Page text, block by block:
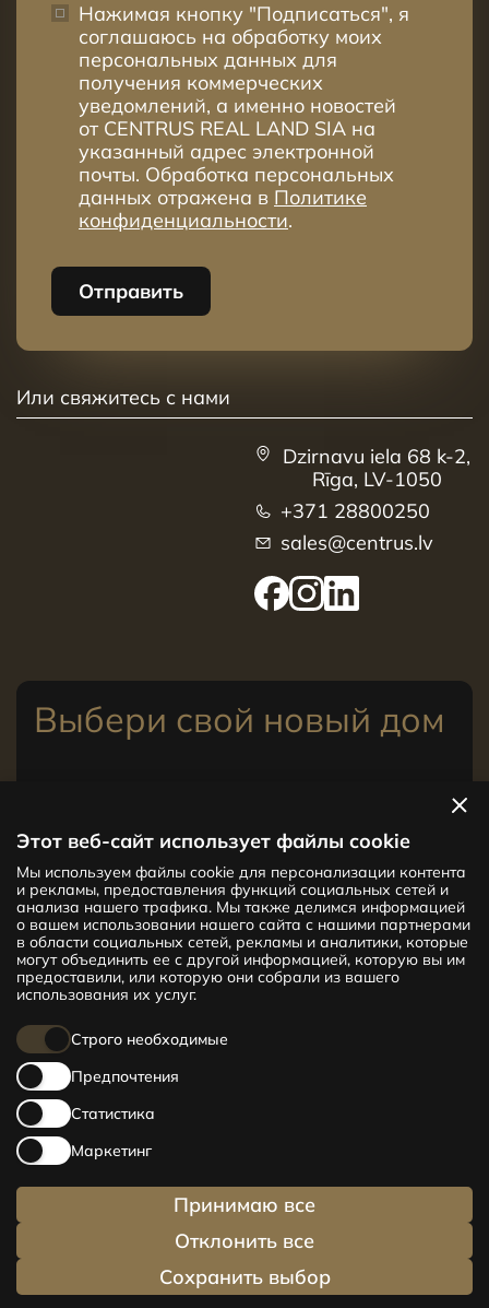
Этот веб-сайт использует файлы cookie
Мы используем файлы cookie для персонализации контента
и рекламы, предоставления функций социальных сетей и
анализа нашего трафика. Мы также делимся информацией
о вашем использовании нашего сайта с нашими партнерами
в области социальных сетей, рекламы и аналитики, которые
могут объединить ее с другой информацией, которую вы им
предоставили, или которую они собрали из вашего
использования их услуг.
Строго необходимые
Предпочтения
Статистика
Маркетинг
Сохранить выбор
Отклонить все
Принимаю все
Нажимая кнопку "Подписаться", я
соглашаюсь на обработку моих
персональных данных для
получения коммерческих
уведомлений, а именно новостей
от CENTRUS REAL LAND SIA на
указанный адрес электронной
почты. Обработка персональных
данных отражена в Политике
конфиденциальности.
Отправить
Или свяжитесь с нами
Dzirnavu iela 68 k-2,
Rīga, LV-1050
+371 28800250
sales@centrus.lv
Выбери свой новый дом
Новый проект CENTRUS предлагает
142 эксклюзивные и удобные квартиры
в центре Риги – от уютных квартир
площадью 24 кв. м до просторных
апартаментов площадью 210 кв. м. Выбери
свое жилище и будь в центре жизни!